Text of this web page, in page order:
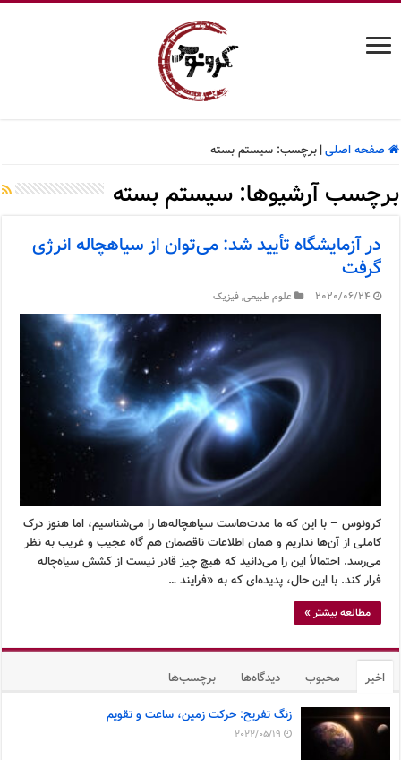
صفحه اصلی| برچسب:سیستم بسته
برچسب آرشیوها:سیستم بسته
در آزمایشگاه تأیید شد: می‌توان از سیاهچاله انرژی
گرفت
2020/06/24 علوم طبیعی,فیزیک
کرونوس – با این که ما مدت‌هاست سیاهچاله‌ها را می‌شناسیم، اما هنوز درک
کاملی از آن‌ها نداریم و همان اطلاعات ناقصمان هم گاه عجیب و غریب به نظر
می‌رسد. احتمالاً این را می‌دانید که هیچ چیز قادر نیست از کشش سیاه‌چاله
فرار کند. با این حال، پدیده‌ای که به «فرایند …
مطالعه بیشتر »
اخیر محبوب دیدگاه‌ها برچسب‌ها
زنگ تفریح: حرکت زمین، ساعت و تقویم
2022/05/19